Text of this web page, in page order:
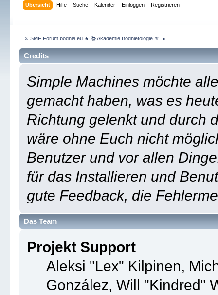
Übersicht Hilfe Suche Kalender Einloggen Registrieren
⚔ SMF Forum bodhie.eu ★ 📚 Akademie Bodhietologie ⚜  ●
Credits
Simple Machines möchte
gemacht haben, was es
Richtung gelenkt und durch
wäre ohne Euch nicht
Benutzer und vor allen
für das Installieren und
gute Feedback, die
Das Team
Projekt Support
Aleksi "Lex" Kilpinen,
González, Will "Kindred"